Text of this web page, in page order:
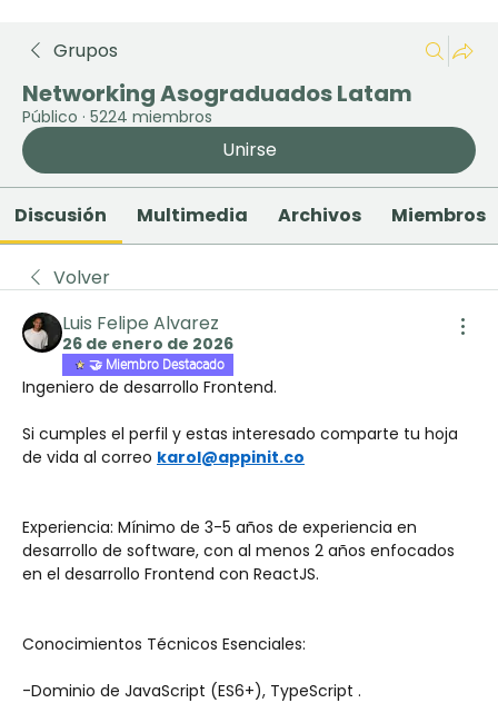
Grupos
Networking Asograduados Latam
Público · 5224 miembros
Unirse
Discusión Multimedia Archivos Miembros
Volver
Luis Felipe Alvarez
26 de enero de 2026
🤝 Miembro Destacado
Ingeniero de desarrollo Frontend.
Si cumples el perfil y estas interesado comparte tu hoja
de vida al correo karol@appinit.co
Experiencia: Mínimo de 3-5 años de experiencia en
desarrollo de software, con al menos 2 años enfocados
en el desarrollo Frontend con ReactJS.
Conocimientos Técnicos Esenciales:
-Dominio de JavaScript (ES6+), TypeScript .